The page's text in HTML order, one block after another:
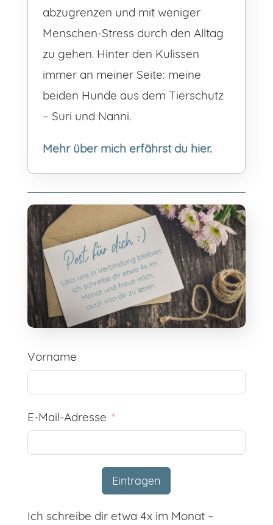
abzugrenzen und mit weniger
Menschen-Stress durch den Alltag
zu gehen. Hinter den Kulissen
immer an meiner Seite: meine
beiden Hunde aus dem Tierschutz
– Suri und Nanni.
Mehr über mich erfährst du hier.
Vorname
E-Mail-Adresse
Eintragen
Alternative:
Ich schreibe dir etwa 4x im Monat –